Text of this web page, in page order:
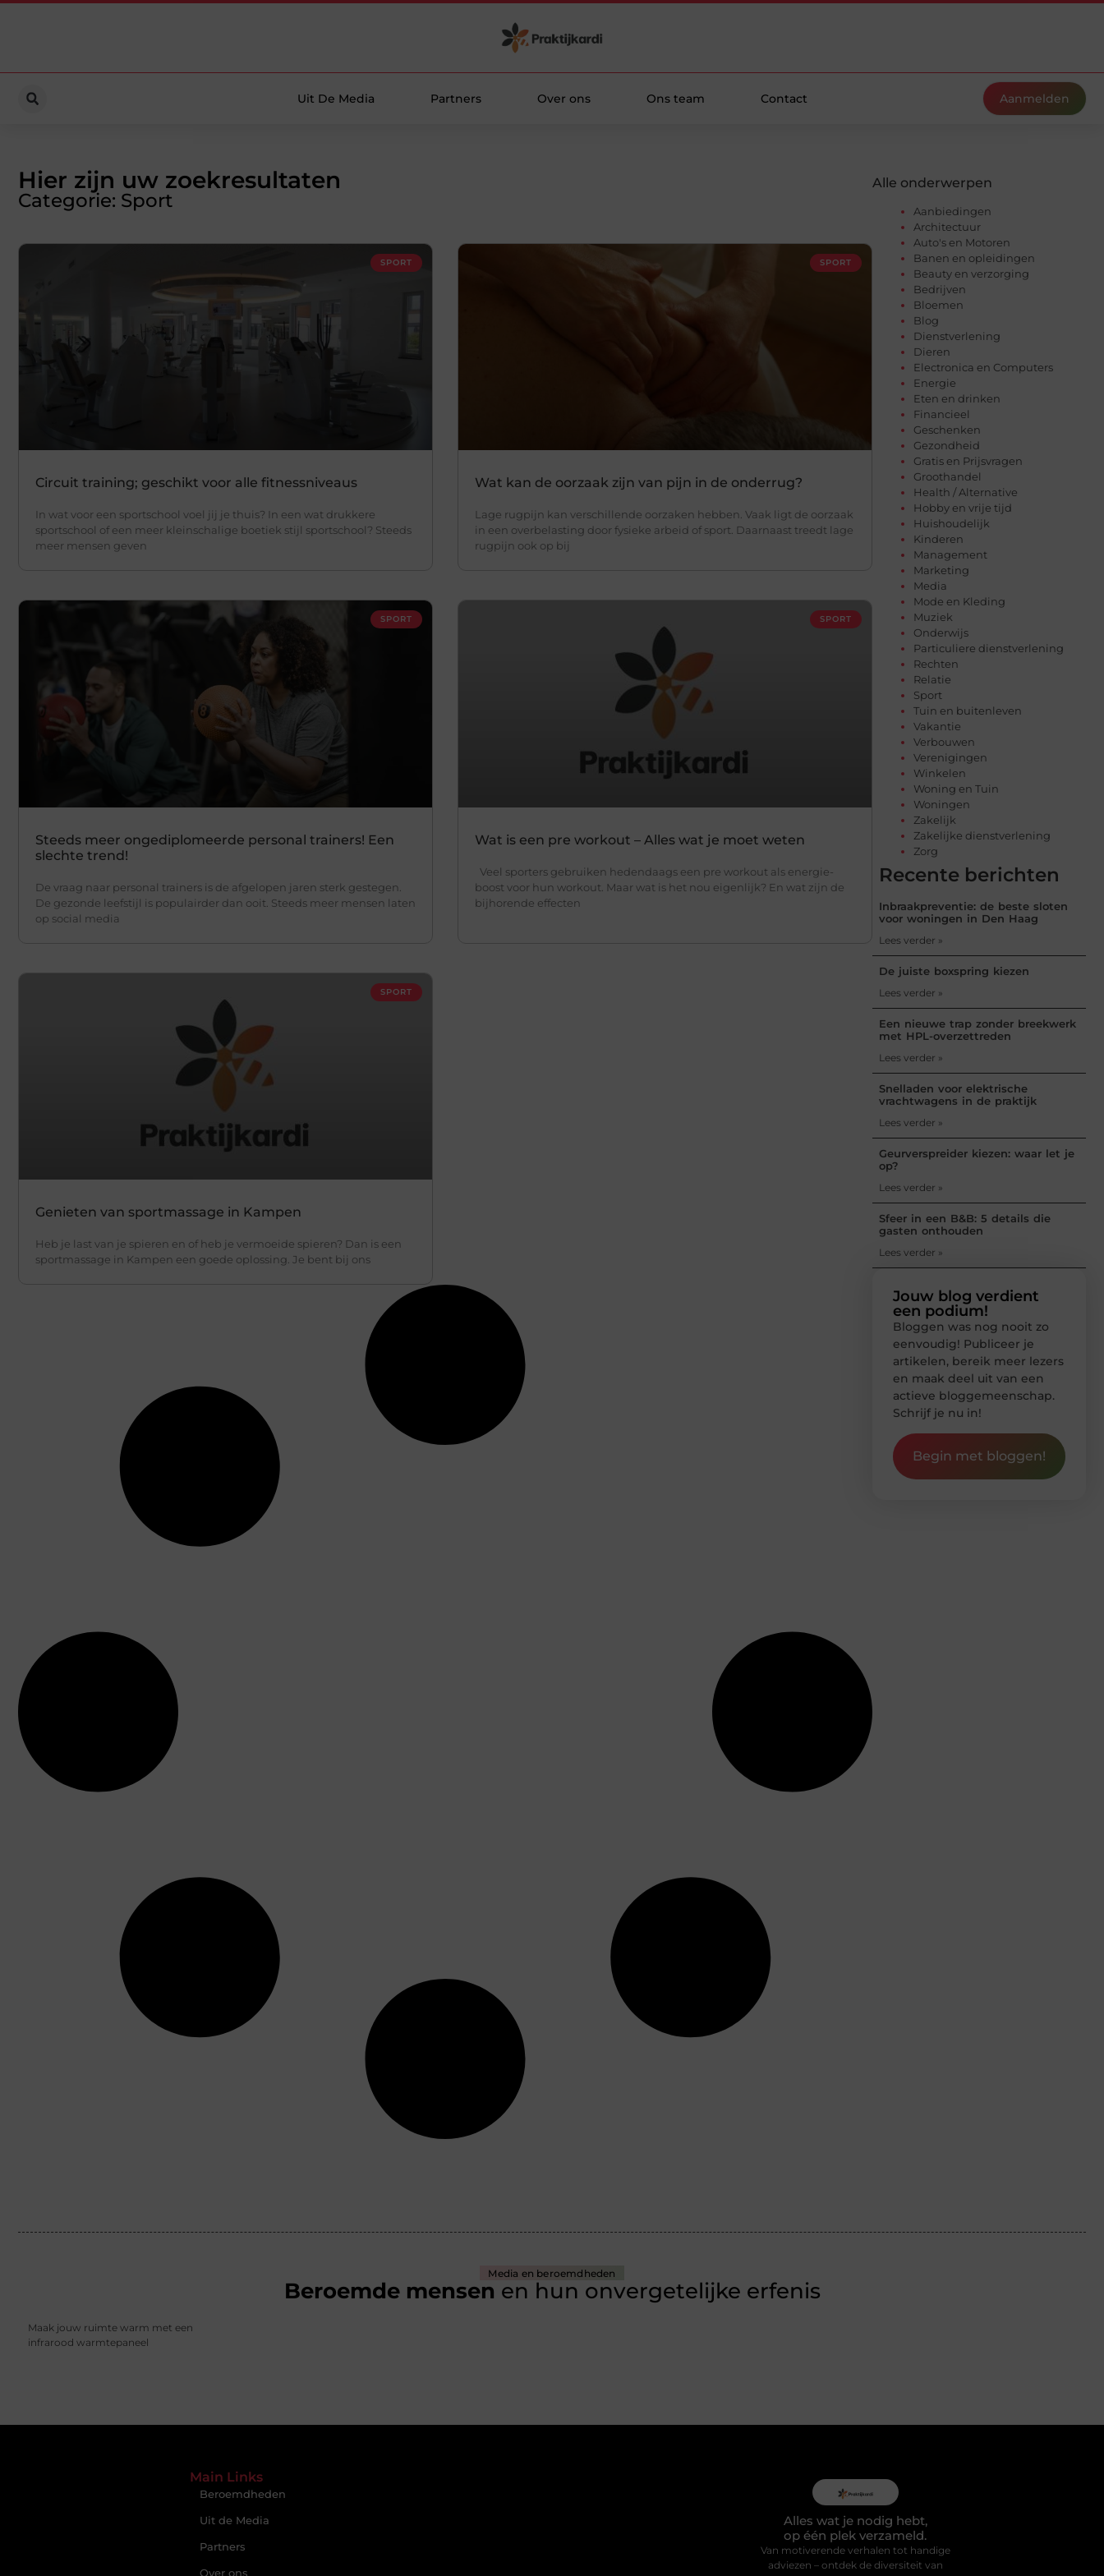
Uit De Media Partners Over ons Ons team Contact Aanmelden
Hier zijn uw zoekresultaten
Categorie: Sport
SPORT
Circuit training; geschikt voor alle fitnessniveaus
In wat voor een sportschool voel jij je thuis? In een wat drukkere
sportschool of een meer kleinschalige boetiek stijl sportschool? Steeds
meer mensen geven
SPORT
Wat kan de oorzaak zijn van pijn in de onderrug?
Lage rugpijn kan verschillende oorzaken hebben. Vaak ligt de oorzaak
in een overbelasting door fysieke arbeid of sport. Daarnaast treedt lage
rugpijn ook op bij
SPORT
Steeds meer ongediplomeerde personal trainers! Een
slechte trend!
De vraag naar personal trainers is de afgelopen jaren sterk gestegen.
De gezonde leefstijl is populairder dan ooit. Steeds meer mensen laten
op social media
SPORT
Wat is een pre workout – Alles wat je moet weten
Veel sporters gebruiken hedendaags een pre workout als energie-
boost voor hun workout. Maar wat is het nou eigenlijk? En wat zijn de
bijhorende effecten
SPORT
Genieten van sportmassage in Kampen
Heb je last van je spieren en of heb je vermoeide spieren? Dan is een
sportmassage in Kampen een goede oplossing. Je bent bij ons
Alle onderwerpen
Aanbiedingen
Architectuur
Auto's en Motoren
Banen en opleidingen
Beauty en verzorging
Bedrijven
Bloemen
Blog
Dienstverlening
Dieren
Electronica en Computers
Energie
Eten en drinken
Financieel
Geschenken
Gezondheid
Gratis en Prijsvragen
Groothandel
Health / Alternative
Hobby en vrije tijd
Huishoudelijk
Kinderen
Management
Marketing
Media
Mode en Kleding
Muziek
Onderwijs
Particuliere dienstverlening
Rechten
Relatie
Sport
Tuin en buitenleven
Vakantie
Verbouwen
Verenigingen
Winkelen
Woning en Tuin
Woningen
Zakelijk
Zakelijke dienstverlening
Zorg
Recente berichten
Inbraakpreventie: de beste sloten
voor woningen in Den Haag
Lees verder »
De juiste boxspring kiezen
Lees verder »
Een nieuwe trap zonder breekwerk
met HPL-overzettreden
Lees verder »
Snelladen voor elektrische
vrachtwagens in de praktijk
Lees verder »
Geurverspreider kiezen: waar let je
op?
Lees verder »
Sfeer in een B&B: 5 details die
gasten onthouden
Lees verder »
Jouw blog verdient
een podium!
Bloggen was nog nooit zo
eenvoudig! Publiceer je
artikelen, bereik meer lezers
en maak deel uit van een
actieve bloggemeenschap.
Schrijf je nu in!
Begin met bloggen!
Media en beroemdheden
Beroemde mensen en hun onvergetelijke erfenis
Maak jouw ruimte warm met een
infrarood warmtepaneel
Main Links
Beroemdheden
Uit de Media
Partners
Over ons
Alles wat je nodig hebt,
op één plek verzameld.
Van motiverende verhalen tot handige
adviezen – ontdek de diversiteit van